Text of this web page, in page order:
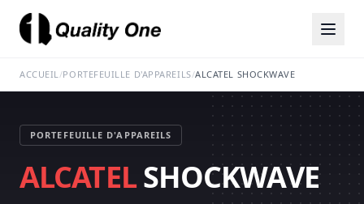
ACCUEIL/PORTEFEUILLE D'APPAREILS/ALCATEL SHOCKWAVE
PORTEFEUILLE D'APPAREILS
ALCATELSHOCKWAVE